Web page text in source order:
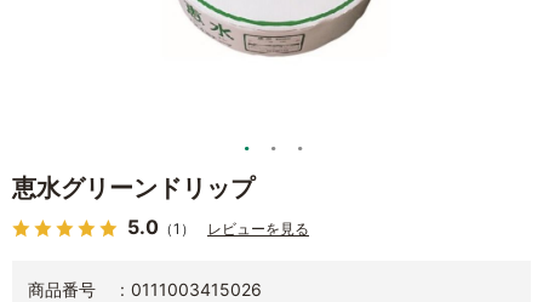
恵水グリーンドリップ
5.0 （1） レビューを見る
商品番号
0111003415026